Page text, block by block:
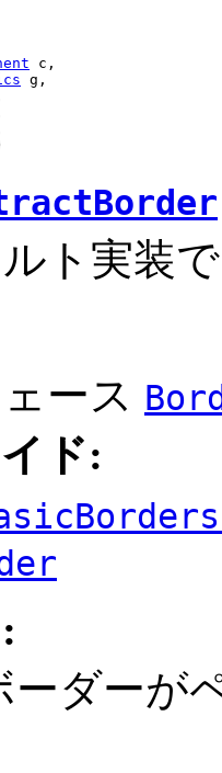
c,
g,
ト実装
ース
ド:
ーダーが